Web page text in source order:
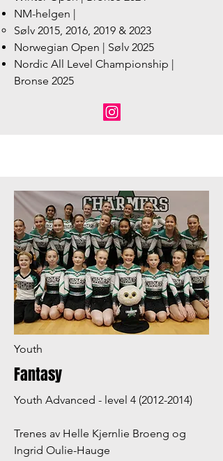
NM-helgen |
Sølv 2015, 2016, 2019 & 2023
Norwegian Open | Sølv 2025
Nordic All Level Championship |
Bronse 2025
Youth
Fantasy
Youth Advanced - level 4 (2012-2014)
Trenes av Helle Kjernlie Broeng og
Ingrid Oulie-Hauge